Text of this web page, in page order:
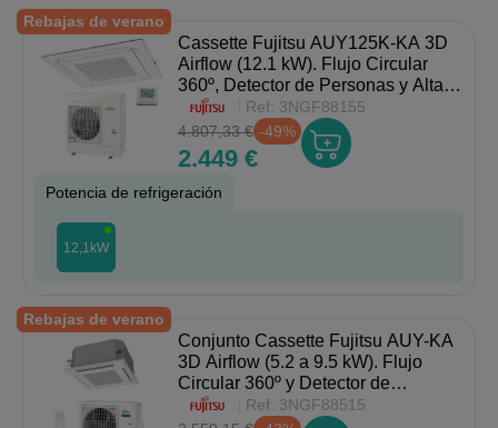
Rebajas de verano
Cassette Fujitsu AUY125K-KA 3D
Airflow (12.1 kW). Flujo Circular
360º, Detector de Personas y Alta
Eficiencia A++.
Ref: 3NGF88155
4.807,33 € -49%
2.449 €
Potencia de refrigeración
12,1kW
Rebajas de verano
Conjunto Cassette Fujitsu AUY-KA
3D Airflow (5.2 a 9.5 kW). Flujo
Circular 360º y Detector de
Personas.Ref: 3NGF88515